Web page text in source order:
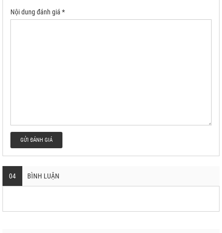
Nội dung đánh giá *
GỬI ĐÁNH GIÁ
04 BÌNH LUẬN